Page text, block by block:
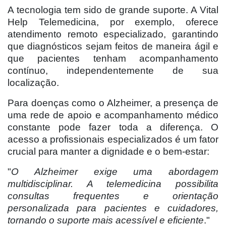
A tecnologia tem sido de grande suporte. A Vital
Help Telemedicina, por exemplo, oferece
atendimento remoto especializado, garantindo
que diagnósticos sejam feitos de maneira ágil e
que pacientes tenham acompanhamento
contínuo, independentemente de sua
localização.
Para doenças como o Alzheimer, a presença de
uma rede de apoio e acompanhamento médico
constante pode fazer toda a diferença. O
acesso a profissionais especializados é um fator
crucial para manter a dignidade e o bem-estar:
"O Alzheimer exige uma abordagem
multidisciplinar. A telemedicina possibilita
consultas frequentes e orientação
personalizada para pacientes e cuidadores,
tornando o suporte mais acessível e eficiente."